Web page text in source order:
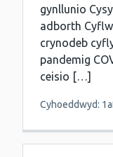
gynllunio
adborth
crynodeb
pandemig
ceisio […]
Cyhoeddwyd: